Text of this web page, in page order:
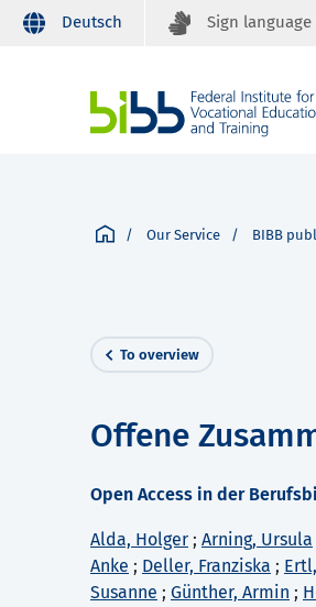
Deutsch Sign language
Our Service BIBB
To overview
Offene
Open Access in der
Alda, Holger ; Arning, Ursula
Anke ; Deller, Franziska ;
Susanne ; Günther, Armin ;